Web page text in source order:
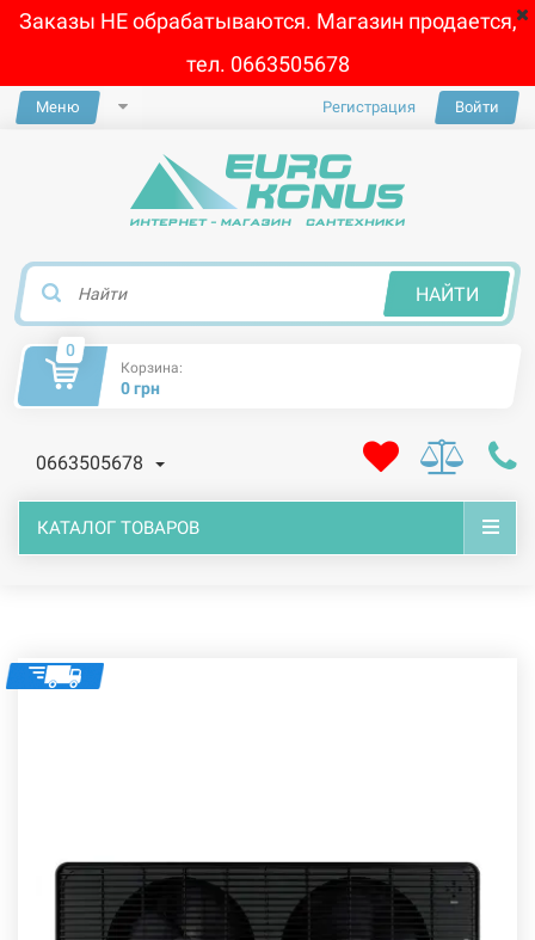
Заказы НЕ обрабатываются. Магазин продается,
тел. 0663505678
Меню Регистрация Войти
НАЙТИ
0
Корзина:
0 грн
0663505678
КАТАЛОГ ТОВАРОВ